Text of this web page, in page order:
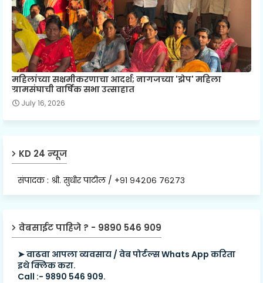
महिलांच्या सक्षमीकरणाचा आदर्श; नागजच्या 'झेप' महिला
ग्रामसंघाची वार्षिक सभा उत्साहात
July 16, 2026
KD 24 न्यूज
संपादक : श्री. सुधीर पाटील / +९१ ९४२०६ ७६२७३
वेबसाईट पाहिजे ? - 9890 546 909
➤ वाढवा आपला व्यवसाय / वेब पोर्टल्स Whats App करिता
इथे क्लिक करा.
Call :- 9890 546 909.